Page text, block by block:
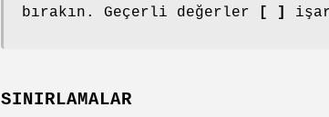
bırakın. Geçerli değerler
[ ]
SINIRLAMALAR